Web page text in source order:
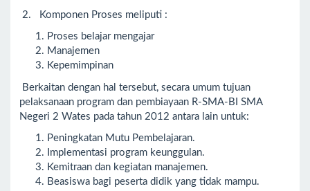
2. Komponen Proses meliputi :
Proses belajar mengajar
Manajemen
Kepemimpinan
Berkaitan dengan hal tersebut, secara umum tujuan
pelaksanaan program dan pembiayaan R-SMA-BI SMA
Negeri 2 Wates pada tahun 2012 antara lain untuk:
Peningkatan Mutu Pembelajaran.
Implementasi program keunggulan.
Kemitraan dan kegiatan manajemen.
Beasiswa bagi peserta didik yang tidak mampu.